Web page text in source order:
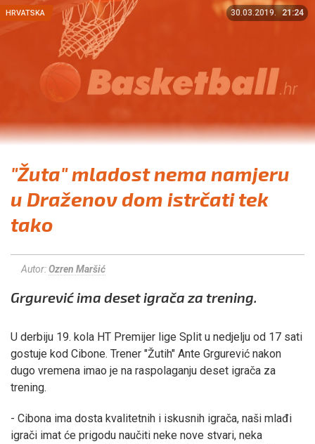
HRVATSKA 30.03.2019. 21:24
"Žuta" mladost nema namjeru
u Draženov dom istrčati tek
tako
Autor:Ozren Maršić
Grgurević ima deset igrača za trening.
U derbiju 19. kola HT Premijer lige Split u nedjelju od 17 sati
gostuje kod Cibone. Trener "Žutih" Ante Grgurević nakon
dugo vremena imao je na raspolaganju deset igrača za
trening.
- Cibona ima dosta kvalitetnih i iskusnih igrača, naši mlađi
igrači imat će prigodu naučiti neke nove stvari, neka